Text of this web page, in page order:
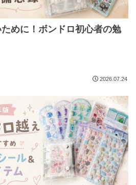
めに！ボンドロ初心者の勉
2026.07.24